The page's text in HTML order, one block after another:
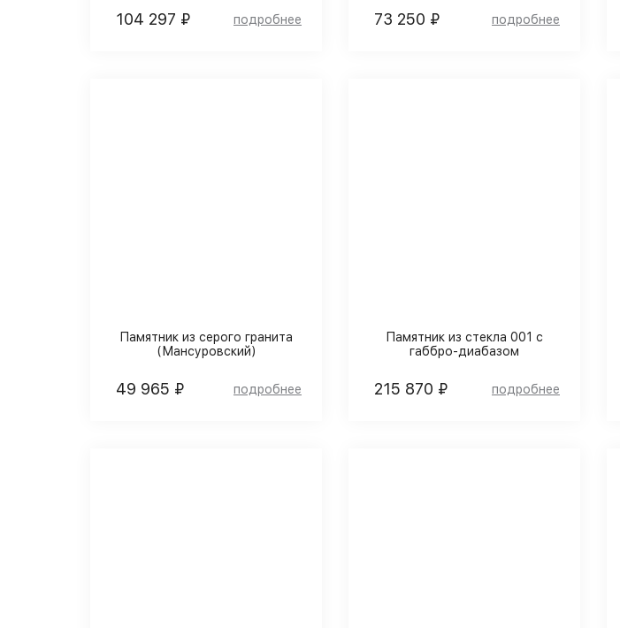
104 297 ₽ 73 250 ₽
Памятник из серого гранита
(Мансуровский)
49 965 ₽
Памятник из стекла 001 с
габбро-диабазом
215 870 ₽